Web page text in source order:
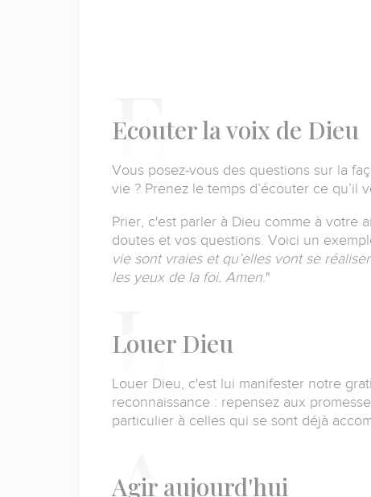
Ecouter la voix de Dieu
Vous posez-vous des questions sur la
vie ? Prenez le temps d’écouter ce qu’il
Prier, c'est parler à Dieu comme à votre
doutes et vos questions. Voici un
vie sont vraies et qu’elles vont se
les yeux de la foi. Amen."
Louer Dieu
Louer Dieu, c'est lui manifester notre
reconnaissance : repensez aux
particulier à celles qui se sont déjà
Agir aujourd'hui